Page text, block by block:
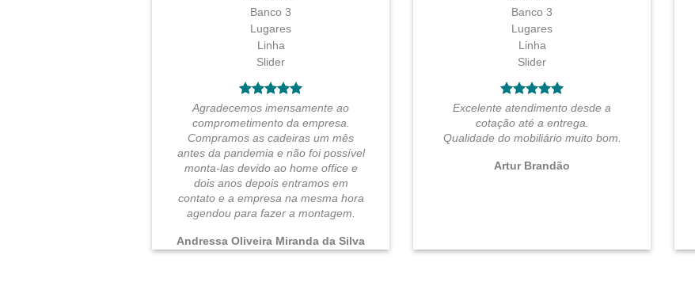
Agradecemos imensamente ao
comprometimento da empresa.
Compramos as cadeiras um mês
antes da pandemia e não foi possível
monta-las devido ao home office e
dois anos depois entramos em
contato e a empresa na mesma hora
agendou para fazer a montagem.
Andressa Oliveira Miranda da Silva
Excelente atendimento desde a
cotação até a entrega.
Qualidade do mobiliário muito bom.
Artur Brandão